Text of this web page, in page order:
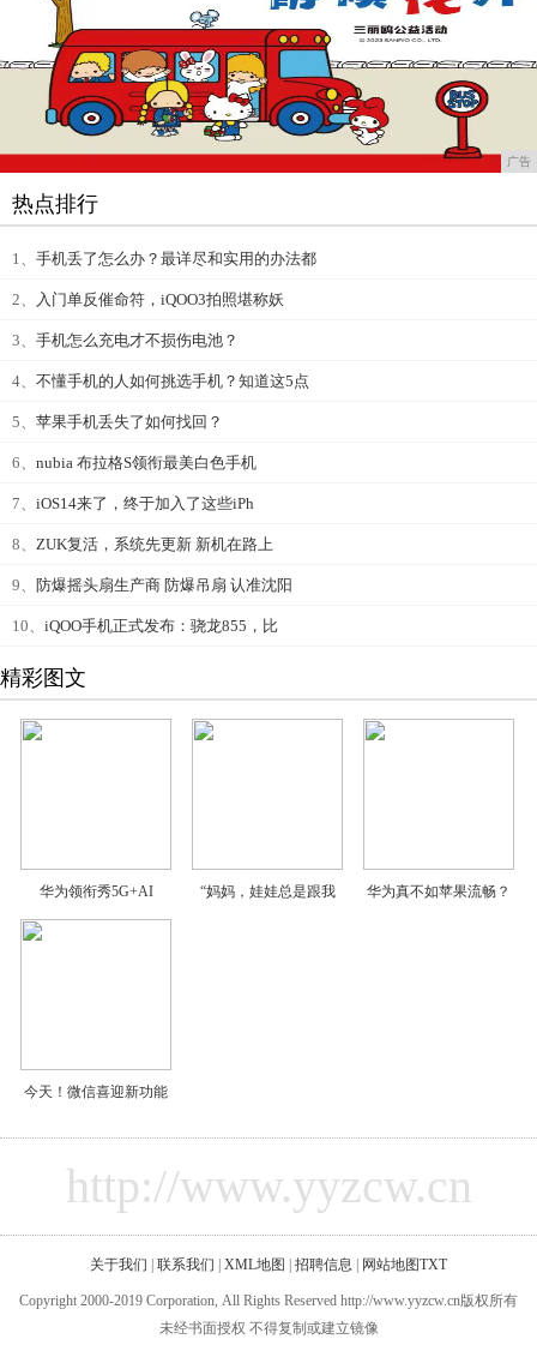
广告
热点排行
1、 手机丢了怎么办？最详尽和实用的办法都
2、 入门单反催命符，iQOO3拍照堪称妖
3、 手机怎么充电才不损伤电池？
4、 不懂手机的人如何挑选手机？知道这5点
5、 苹果手机丢失了如何找回？
6、 nubia 布拉格S领衔最美白色手机
7、 iOS14来了，终于加入了这些iPh
8、 ZUK复活，系统先更新 新机在路上
9、 防爆摇头扇生产商 防爆吊扇 认准沈阳
10、 iQOO手机正式发布：骁龙855，比
精彩图文
华为领衔秀5G+AI “妈妈，娃娃总是跟我 华为真不如苹果流畅？
今天！微信喜迎新功能
http://www.yyzcw.cn
关于我们 联系我们 XML地图 招聘信息 网站地图TXT
Copyright 2000-2019 Corporation, All Rights Reserved http://www.yyzcw.cn版权所有
未经书面授权 不得复制或建立镜像